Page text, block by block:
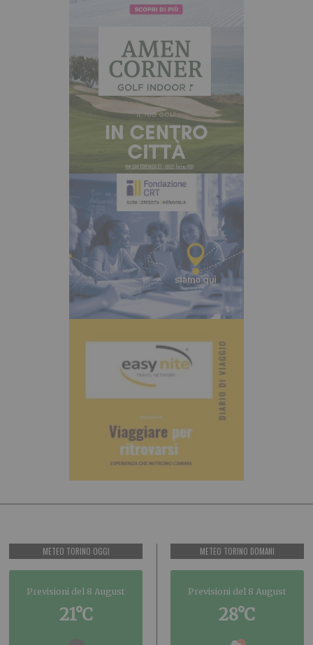
METEO TORINO OGGI
Previsioni del 8 August
21°C
METEO TORINO DOMANI
Previsioni del 8 August
28°C